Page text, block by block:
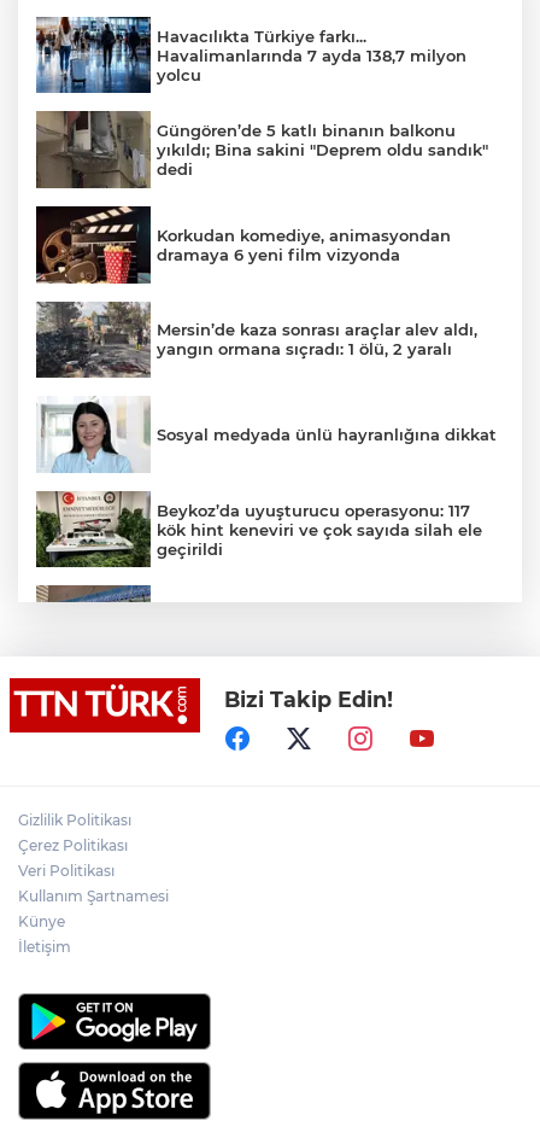
Havacılıkta Türkiye farkı...
Havalimanlarında 7 ayda 138,7 milyon
yolcu
Güngören’de 5 katlı binanın balkonu
yıkıldı; Bina sakini "Deprem oldu sandık"
dedi
Korkudan komediye, animasyondan
dramaya 6 yeni film vizyonda
Mersin’de kaza sonrası araçlar alev aldı,
yangın ormana sıçradı: 1 ölü, 2 yaralı
Sosyal medyada ünlü hayranlığına dikkat
Beykoz’da uyuşturucu operasyonu: 117
kök hint keneviri ve çok sayıda silah ele
geçirildi
Denize girmeyin uyarısına aldırış
etmeyen 14 yaşındaki çocuk dalgalara
kapılarak kayboldu
Netanyahu, Hamas’ın
silahsızlandırılmasına yönelik 15
Bizi Takip Edin!
Gizlilik Politikası
Çerez Politikası
Veri Politikası
Kullanım Şartnamesi
Künye
İletişim